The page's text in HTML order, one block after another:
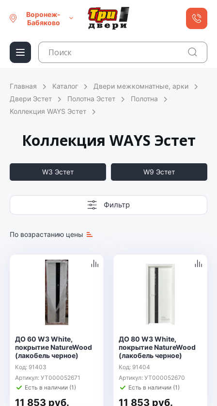
Воронеж-
Бабяково
Главная Каталог
Двери межкомнатные, арки
Двери Эстет
Полотна Эстет
Полотна
Коллекция WAYS Эстет
Коллекция WAYS Эстет
W3 Эстет W9 Эстет
Фильтр
По возрастанию цены
ДО 60 W3 White,
покрытие NatureWood
(лакобель черное)
Код: 91403
Артикул: УТ000052671
Есть в наличии (1)
11 853 руб.
ДО 80 W3 White,
покрытие NatureWood
(лакобель черное)
Код: 91404
Артикул: УТ000052670
Есть в наличии (1)
11 853 руб.